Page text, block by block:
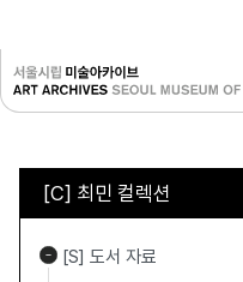
[C] 최민 컬렉션
[S] 도서 자료